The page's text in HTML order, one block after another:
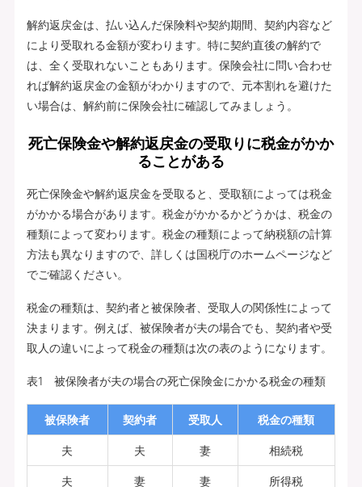
解約返戻金は、払い込んだ保険料や契約期間、契約内容など
により受取れる金額が変わります。特に契約直後の解約で
は、全く受取れないこともあります。保険会社に問い合わせ
れば解約返戻金の金額がわかりますので、元本割れを避けた
い場合は、解約前に保険会社に確認してみましょう。
死亡保険金や解約返戻金の受取りに税金がかか
ることがある
死亡保険金や解約返戻金を受取ると、受取額によっては税金
がかかる場合があります。税金がかかるかどうかは、税金の
種類によって変わります。税金の種類によって納税額の計算
方法も異なりますので、詳しくは国税庁のホームページなど
でご確認ください。
税金の種類は、契約者と被保険者、受取人の関係性によって
決まります。例えば、被保険者が夫の場合でも、契約者や受
取人の違いによって税金の種類は次の表のようになります。
表1 被保険者が夫の場合の死亡保険金にかかる税金の種類
被保険者 契約者 受取人 税金の種類
夫 夫 妻 相続税
夫 妻 妻 所得税